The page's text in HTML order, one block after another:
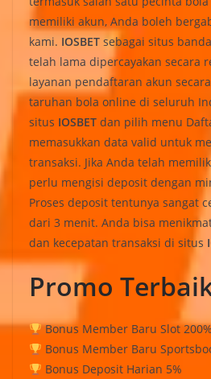
memiliki akun, Anda boleh
kami. IOSBET sebagai situs
telah lama dipercayakan secara
layanan pendaftaran akun
taruhan bola online di seluruh
situs IOSBET dan pilih menu
memasukkan data valid untuk
transaksi. Jika Anda telah
perlu mengisi deposit dengan
Proses deposit tentunya sangat
dari 3 menit. Anda bisa
dan kecepatan transaksi di situs
Promo
Bonus Member Baru Slot
Bonus Member Baru
Bonus Deposit Harian 5%